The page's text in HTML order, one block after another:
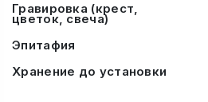
Гравировка (крест,
цветок, свеча)
Эпитафия
Хранение до установки